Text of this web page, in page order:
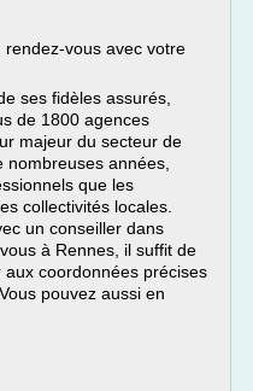
vous avec votre
ses fidèles assurés,
de 1800 agences
majeur du secteur de
années,
que les
collectivités locales.
un conseiller dans
à Rennes, il suffit de
coordonnées précises
pouvez aussi en